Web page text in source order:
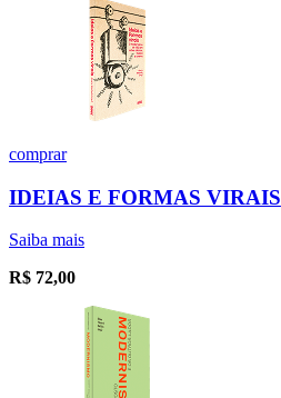
comprar
IDEIAS E FORMAS VIRAIS
Saiba mais
R$ 72,00